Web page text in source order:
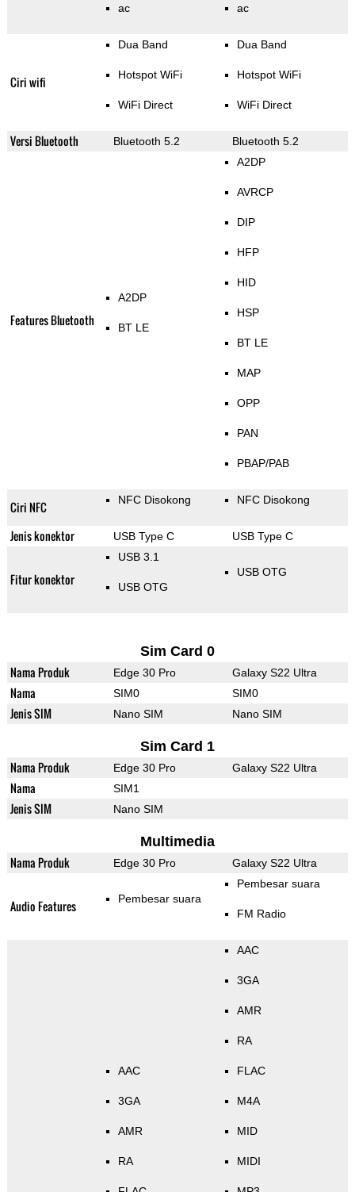
ac ac
Ciri wifi
Dua Band
Hotspot WiFi
WiFi Direct
Dua Band
Hotspot WiFi
WiFi Direct
Versi Bluetooth Bluetooth 5.2 Bluetooth 5.2
Features Bluetooth
A2DP
BT LE
A2DP
AVRCP
DIP
HFP
HID
HSP
BT LE
MAP
OPP
PAN
PBAP/PAB
Ciri NFC NFC Disokong NFC Disokong
Jenis konektor USB Type C USB Type C
Fitur konektor
USB 3.1
USB OTG
USB OTG
Sim Card 0
Nama Produk Edge 30 Pro Galaxy S22 Ultra
Nama SIM0 SIM0
Jenis SIM Nano SIM Nano SIM
Sim Card 1
Nama Produk Edge 30 Pro Galaxy S22 Ultra
Nama SIM1
Jenis SIM Nano SIM
Multimedia
Nama Produk Edge 30 Pro Galaxy S22 Ultra
Audio Features Pembesar suara
Pembesar suara
FM Radio
AAC
3GA
AMR
RA
AAC
3GA
AMR
RA
FLAC
M4A
MID
MIDI